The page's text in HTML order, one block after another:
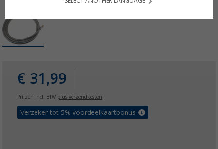
€ 31,99
Prijzen incl. BTW plus verzendkosten
Verzeker tot 5% voordeelkaartbonus